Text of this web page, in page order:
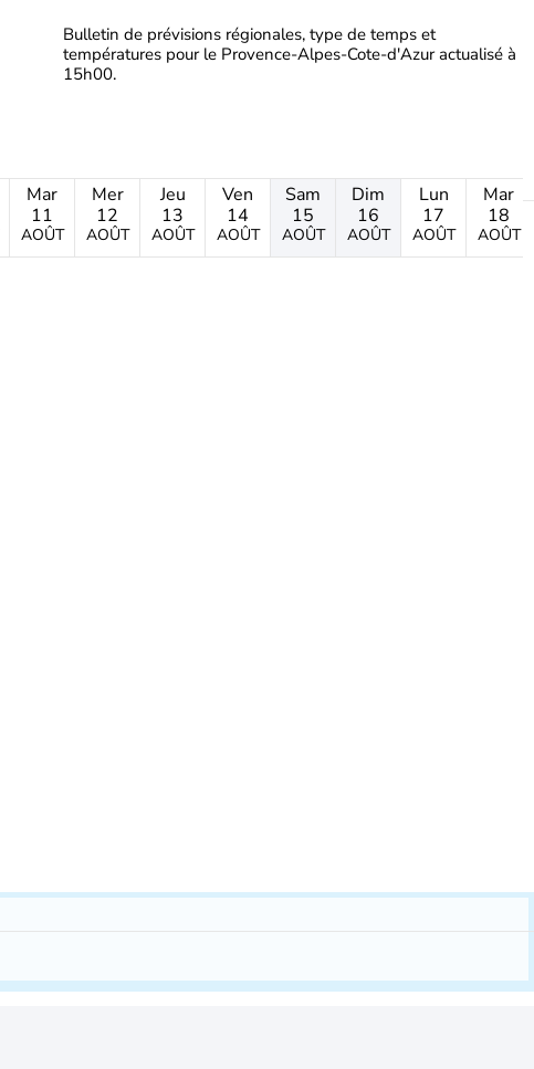
Bulletin de prévisions régionales, type de temps et
températures pour le Provence-Alpes-Cote-d'Azur actualisé à
15h00.
Mar
11
AOÛT
Mer
12
AOÛT
Jeu
13
AOÛT
Ven
14
AOÛT
Sam
15
AOÛT
Dim
16
AOÛT
Lun
17
AOÛT
Mar
18
AOÛT